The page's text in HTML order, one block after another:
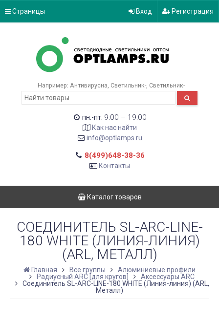
Страницы Вход Регистрация
Например: Антивирусна Светильник- Светильник-
пн.-пт. 9:00 – 19:00
Как нас найти
info@optlamps.ru
8(499)648-38-36
Контакты
Каталог товаров
СОЕДИНИТЕЛЬ SL-ARC-LINE-
180 WHITE (ЛИНИЯ-ЛИНИЯ)
(ARL, МЕТАЛЛ)
Главная Все группы
Алюминиевые профили
Радиусный ARC [для кругов]
Аксессуары ARC
Соединитель SL-ARC-LINE-180 WHITE (Линия-линия) (ARL,
Металл)